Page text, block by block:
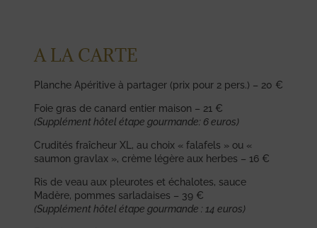
A LA CARTE
Planche Apéritive à partager (prix pour 2 pers.) – 20 €
Foie gras de canard entier maison – 21 €
(Supplément hôtel étape gourmande: 6 euros)
Crudités fraîcheur XL, au choix « falafels » ou «
saumon gravlax », crème légère aux herbes – 16 €
Ris de veau aux pleurotes et échalotes, sauce
Madère, pommes sarladaises – 39 €
(Supplément hôtel étape gourmande : 14 euros)